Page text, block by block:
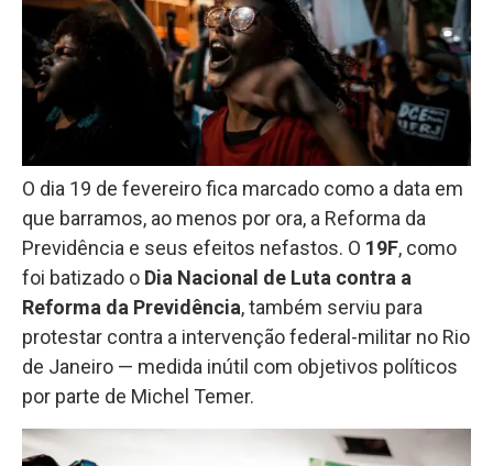
O dia 19 de fevereiro fica marcado como a data em
que barramos, ao menos por ora, a Reforma da
Previdência e seus efeitos nefastos. O 19F, como
foi batizado o Dia Nacional de Luta contra a
Reforma da Previdência, também serviu para
protestar contra a intervenção federal-militar no Rio
de Janeiro — medida inútil com objetivos políticos
por parte de Michel Temer.